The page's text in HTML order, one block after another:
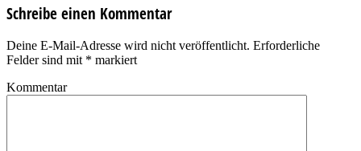
Schreibe einen Kommentar
Deine E-Mail-Adresse wird nicht veröffentlicht. Erforderliche
Felder sind mit * markiert
Kommentar